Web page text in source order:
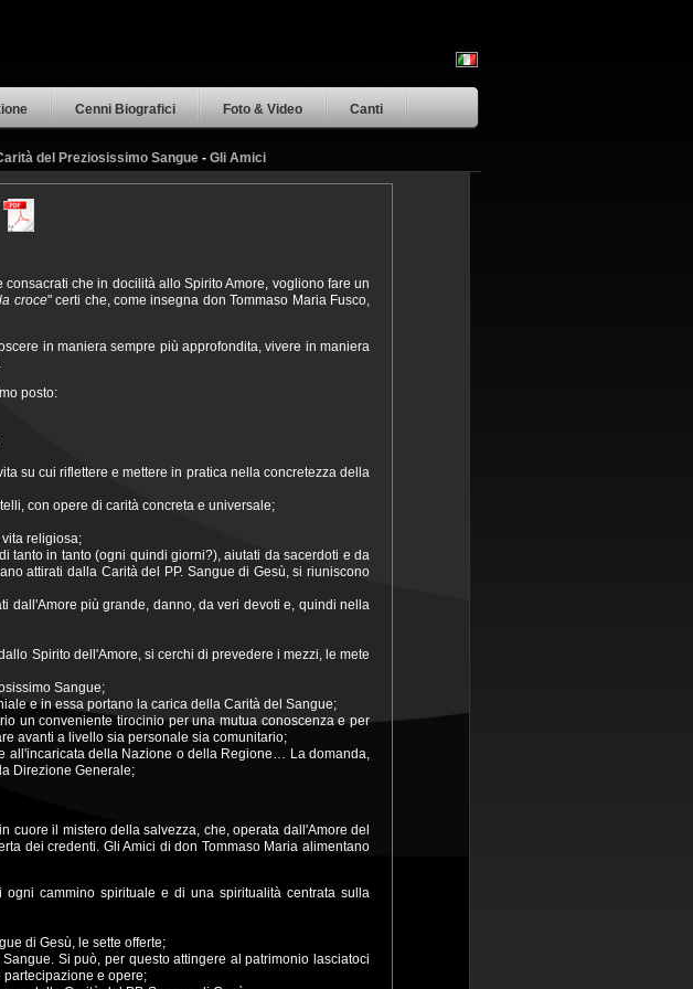
Cenni Biografici Foto & Video Canti
del Preziosissimo Sangue- Gli Amici
che in docilità allo Spirito Amore, vogliono fare un
croce" certi che, come insegna don Tommaso Maria Fusco,
in maniera sempre più approfondita, vivere in maniera
posto:
su cui riflettere e mettere in pratica nella concretezza della
con opere di carità concreta e universale;
religiosa;
tanto in tanto (ogni quindi giorni?), aiutati da sacerdoti e da
attirati dalla Carità del PP. Sangue di Gesù, si riuniscono
dall'Amore più grande, danno, da veri devoti e, quindi nella
Spirito dell'Amore, si cerchi di prevedere i mezzi, le mete
Sangue;
e in essa portano la carica della Carità del Sangue;
un conveniente tirocinio per una mutua conoscenza e per
avanti a livello sia personale sia comunitario;
all'incaricata della Nazione o della Regione… La domanda,
Direzione Generale;
il mistero della salvezza, che, operata dall'Amore del
dei credenti. Gli Amici di don Tommaso Maria alimentano
cammino spirituale e di una spiritualità centrata sulla
di Gesù, le sette offerte;
Si può, per questo attingere al patrimonio lasciatoci
partecipazione e opere;